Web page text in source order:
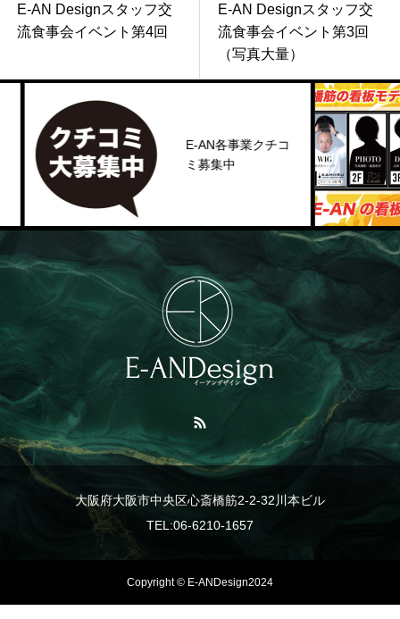
E-AN Designスタッフ交
流食事会イベント第4回
E-AN Designスタッフ交
流食事会イベント第3回
（写真大量）
E-AN各事業クチコ
ミ募集中
大阪府大阪市中央区心斎橋筋2-2-32川本ビル
TEL:06-6210-1657
Copyright © E-ANDesign2024